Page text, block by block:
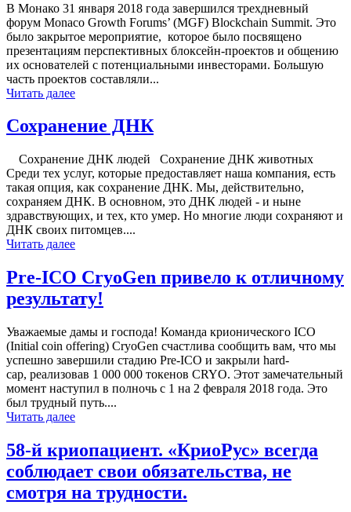
В Монако 31 января 2018 года завершился трехдневный
форум Monaco Growth Forums’ (MGF) Blockchain Summit. Это
было закрытое мероприятие, которое было посвящено
презентациям перспективных блоксейн-проектов и общению
их основателей с потенциальными инвесторами. Большую
часть проектов составляли...
Читать далее
Сохранение ДНК
Сохранение ДНК людей Сохранение ДНК животных
Среди тех услуг, которые предоставляет наша компания, есть
такая опция, как сохранение ДНК. Мы, действительно,
сохраняем ДНК. В основном, это ДНК людей - и ныне
здравствующих, и тех, кто умер. Но многие люди сохраняют и
ДНК своих питомцев....
Читать далее
Pre-ICO CryoGen привело к отличному
результату!
Уважаемые дамы и господа! Команда крионического ICO
(Initial coin offering) CryoGen счастлива сообщить вам, что мы
успешно завершили стадию Pre-ICO и закрыли hard-
cap, реализовав 1 000 000 токенов CRYO. Этот замечательный
момент наступил в полночь с 1 на 2 февраля 2018 года. Это
был трудный путь....
Читать далее
58-й криопациент. «КриоРус» всегда
соблюдает свои обязательства, не
смотря на трудности.